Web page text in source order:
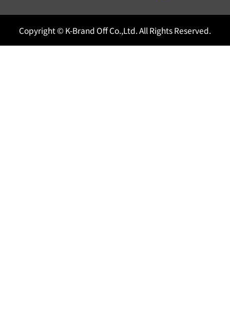
Copyright © K-Brand Off Co.,Ltd. All Rights Reserved.